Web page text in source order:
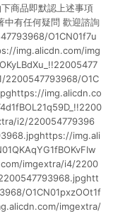
商品即默認上述事項
有任何疑問 歡迎諮詢
O1CN01f7u
img.alicdn.com/img
O1C
img.alicdn.co
i2/220054779396
img.ali
imgextra/i4/2200
O1CN01pxzOOt1f
imgextra/